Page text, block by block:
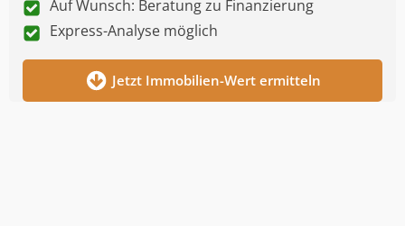
Auf Wunsch: Beratung zu Finanzierung
Express-Analyse möglich
Jetzt Immobilien-Wert ermitteln